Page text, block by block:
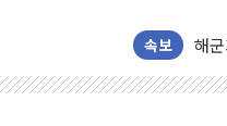
속보
강
[코